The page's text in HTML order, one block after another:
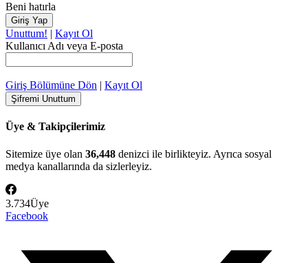
Beni hatırla
Unuttum! | Kayıt Ol
Kullanıcı Adı veya E-posta
Giriş Bölümüne Dön | Kayıt Ol
Üye & Takipçilerimiz
Sitemize üye olan 36,448 denizci ile birlikteyiz. Ayrıca sosyal
medya kanallarında da sizlerleyiz.
3.734Üye
Facebook